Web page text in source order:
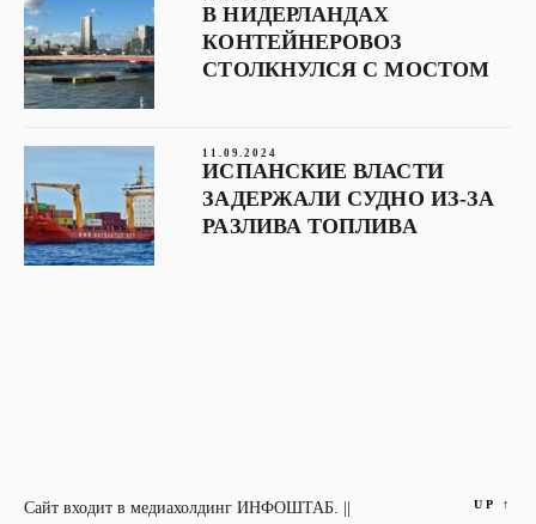
В НИДЕРЛАНДАХ
КОНТЕЙНЕРОВОЗ
СТОЛКНУЛСЯ С МОСТОМ
11.09.2024
ИСПАНСКИЕ ВЛАСТИ
ЗАДЕРЖАЛИ СУДНО ИЗ-ЗА
РАЗЛИВА ТОПЛИВА
Сайт входит в медиахолдинг ИНФОШТАБ. ||
UP ↑